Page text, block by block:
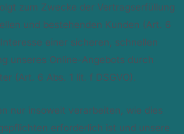
zum Zwecke der Vertragserfüllung
und bestehenden Kunden (Art. 6
einer sicheren, schnellen
unseres Online-Angebots durch
(Art. 6 Abs. 1 lit. f DSGVO).
nur insoweit verarbeiten, wie dies
erforderlich ist und unsere